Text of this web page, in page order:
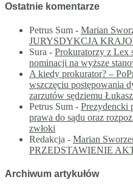
Ostatnie komentarze
Petrus Sum - Marian
JURYSDYKCJA
Sura - Prokuratorzy z Lex
nominacji na wyższe
A kiedy prokurator? –
wszczęciu postępowania
zarzutów sędziemu
Petrus Sum - Prezydencki
prawa do sądu oraz
zwłoki
Redakcja - Marian
PRZEDSTAWIENIE
Archiwum artykułów